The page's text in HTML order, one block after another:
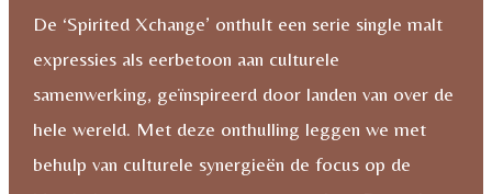
De ‘Spirited Xchange’ onthult een serie single malt
expressies als eerbetoon aan culturele
samenwerking, geïnspireerd door landen van over de
hele wereld. Met deze onthulling leggen we met
behulp van culturele synergieën de focus op de